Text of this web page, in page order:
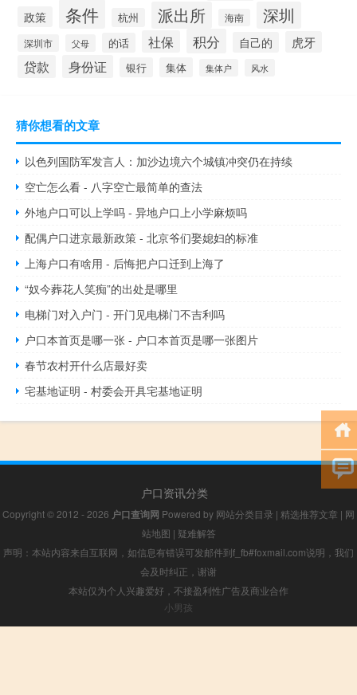
政策 条件 杭州 派出所 海南 深圳
深圳市 父母 的话 社保 积分 自己的 虎牙
贷款 身份证 银行 集体 集体户 风水
猜你想看的文章
以色列国防军发言人：加沙边境六个城镇冲突仍在持续
空亡怎么看 - 八字空亡最简单的查法
外地户口可以上学吗 - 异地户口上小学麻烦吗
配偶户口进京最新政策 - 北京爷们娶媳妇的标准
上海户口有啥用 - 后悔把户口迁到上海了
“奴今葬花人笑痴”的出处是哪里
电梯门对入户门 - 开门见电梯门不吉利吗
户口本首页是哪一张 - 户口本首页是哪一张图片
春节农村开什么店最好卖
宅基地证明 - 村委会开具宅基地证明
户口资讯分类
Copyright © 2012 - 2026 户口查询网 Powered by 网站分类目录 | 精选推荐文章 | 网
站地图 | 疑难解答
声明：本站内容来自互联网，如信息有错误可发邮件到f_fb#foxmail.com说明，我们
会及时纠正，谢谢
本站仅为个人兴趣爱好，不接盈利性广告及商业合作
小男孩